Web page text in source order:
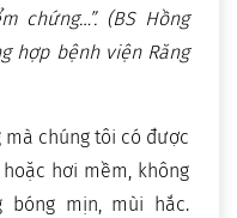
chứng…”. (BS Hồng
hợp bệnh viện Răng
mà chúng tôi có được
hơi mềm, không
bóng mịn, mùi hắc.